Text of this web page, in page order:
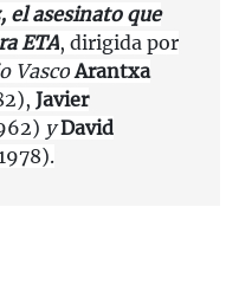
el asesinato que
ETA, dirigida por
VascoArantxa
Javier
yDavid